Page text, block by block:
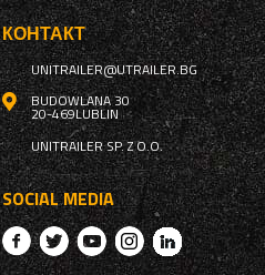
КОНТАКТ
UNITRAILER@UTRAILER.BG
BUDOWLANA 30
20-469LUBLIN
UNITRAILER SP. Z O.O.
SOCIAL MEDIA